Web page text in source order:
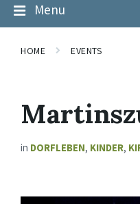
Menu
HOME EVENTS
in DORFLEBEN, KINDER,